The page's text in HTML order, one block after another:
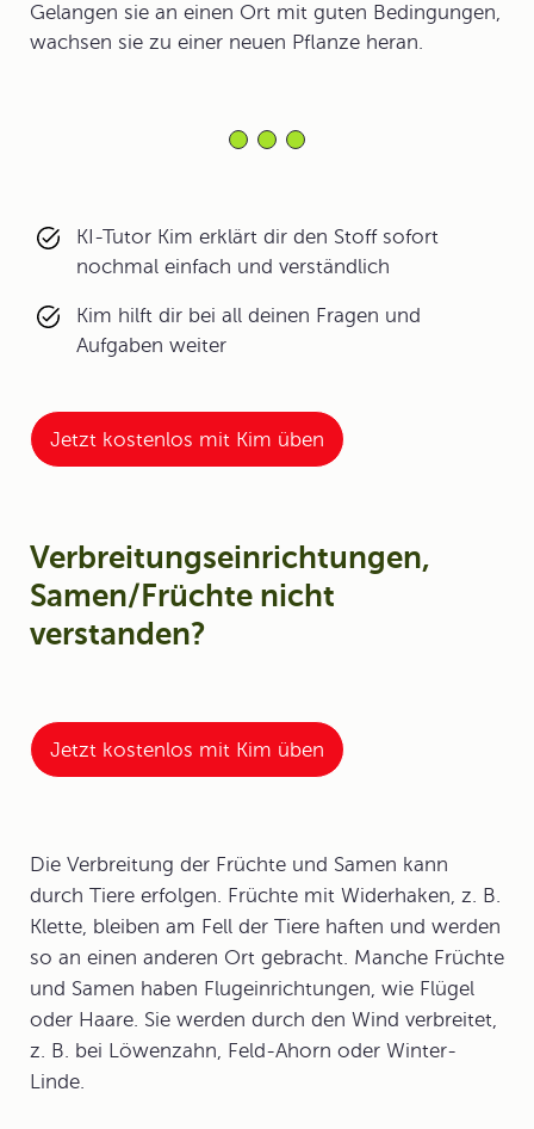
Gelangen sie an einen Ort mit guten Bedingungen,
wachsen sie zu einer neuen Pflanze heran.
KI-Tutor Kim erklärt dir den Stoff sofort
nochmal einfach und verständlich
Kim hilft dir bei all deinen Fragen und
Aufgaben weiter
Jetzt kostenlos mit Kim üben
Verbreitungseinrichtungen,
Samen/Früchte nicht
verstanden?
Jetzt kostenlos mit Kim üben
Die Verbreitung der Früchte und Samen kann
durch Tiere erfolgen. Früchte mit Widerhaken, z. B.
Klette, bleiben am Fell der Tiere haften und werden
so an einen anderen Ort gebracht. Manche Früchte
und Samen haben Flugeinrichtungen, wie Flügel
oder Haare. Sie werden durch den Wind verbreitet,
z. B. bei Löwenzahn, Feld-Ahorn oder Winter-
Linde.